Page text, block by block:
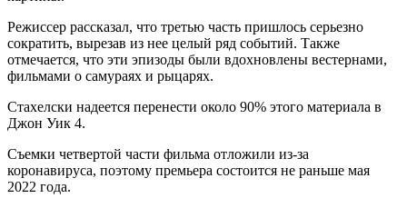
Режиссер рассказал, что третью часть пришлось серьезно
сократить, вырезав из нее целый ряд событий. Также
отмечается, что эти эпизоды были вдохновлены вестернами,
фильмами о самураях и рыцарях.
Стахелски надеется перенести около 90% этого материала в
Джон Уик 4.
Съемки четвертой части фильма отложили из-за
коронавируса, поэтому премьера состоится не раньше мая
2022 года.